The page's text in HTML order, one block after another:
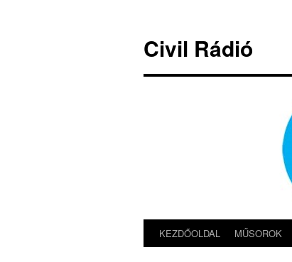
tartalomba
Civil Rádió
KEZDŐOLDAL MŰSOROK